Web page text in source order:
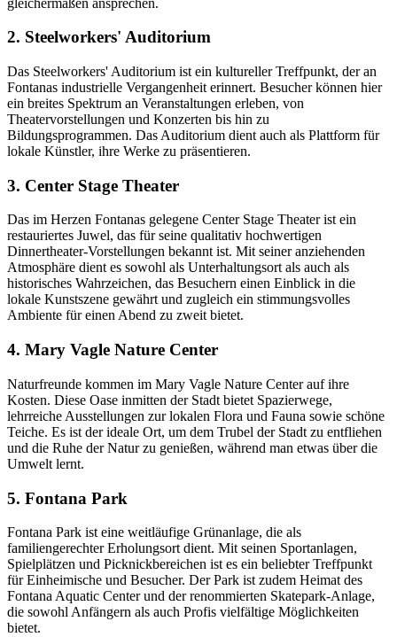
2. Steelworkers' Auditorium
Das Steelworkers' Auditorium ist ein kultureller Treffpunkt, der an
Fontanas industrielle Vergangenheit erinnert. Besucher können hier
ein breites Spektrum an Veranstaltungen erleben, von
Theatervorstellungen und Konzerten bis hin zu
Bildungsprogrammen. Das Auditorium dient auch als Plattform für
lokale Künstler, ihre Werke zu präsentieren.
3. Center Stage Theater
Das im Herzen Fontanas gelegene Center Stage Theater ist ein
restauriertes Juwel, das für seine qualitativ hochwertigen
Dinnertheater-Vorstellungen bekannt ist. Mit seiner anziehenden
Atmosphäre dient es sowohl als Unterhaltungsort als auch als
historisches Wahrzeichen, das Besuchern einen Einblick in die
lokale Kunstszene gewährt und zugleich ein stimmungsvolles
Ambiente für einen Abend zu zweit bietet.
4. Mary Vagle Nature Center
Naturfreunde kommen im Mary Vagle Nature Center auf ihre
Kosten. Diese Oase inmitten der Stadt bietet Spazierwege,
lehrreiche Ausstellungen zur lokalen Flora und Fauna sowie schöne
Teiche. Es ist der ideale Ort, um dem Trubel der Stadt zu entfliehen
und die Ruhe der Natur zu genießen, während man etwas über die
Umwelt lernt.
5. Fontana Park
Fontana Park ist eine weitläufige Grünanlage, die als
familiengerechter Erholungsort dient. Mit seinen Sportanlagen,
Spielplätzen und Picknickbereichen ist es ein beliebter Treffpunkt
für Einheimische und Besucher. Der Park ist zudem Heimat des
Fontana Aquatic Center und der renommierten Skatepark-Anlage,
die sowohl Anfängern als auch Profis vielfältige Möglichkeiten
bietet.